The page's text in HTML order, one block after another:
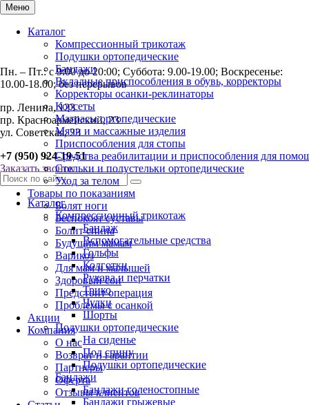
Меню
Каталог
Компрессионный трикотаж
Подушки ортопедические
Бандажи
Вкладные приспособления в обувь, корректоры
Корректоры осанки-реклинаторы
Корсеты
Матрасы ортопедические
Мячи и массажные изделия
Приспособления для стопы
Средства реабилитации и приспособления для
Стельки и полустельки ортопедические
Уход за телом
Товары по показаниям
Болят ноги
Беспокоят суставы
Болит спина
Будущим мамам
Варикоз
Для мам и малышей
Здоровый сон
Предстоит операция
Проблемы с осанкой
Акции
Компания
О нас
Возврат и гарантии
Партнеры
Оферта
Отзывы клиентов
Пн. – Пт.: с 9:00 до 20:00; Суббота: 9.00-19.00; Воскресенье:
10.00-18.00; без перерывов
пр. Ленина, 123
пр. Красноармейский, 23
ул. Советская, 23
+7 (950) 924-19-51
Заказать звонок
Каталог
Компрессионный трикотаж
Бандаж
Вспомогательные средства
Гольфы
Колготки
Рукава и перчатки
Трико
Чулки
Шорты
Подушки ортопедические
На сиденье
Под спину
Подушки ортопедические
Бандажи
Бандажи голеностопные
Бандажи грыжевые